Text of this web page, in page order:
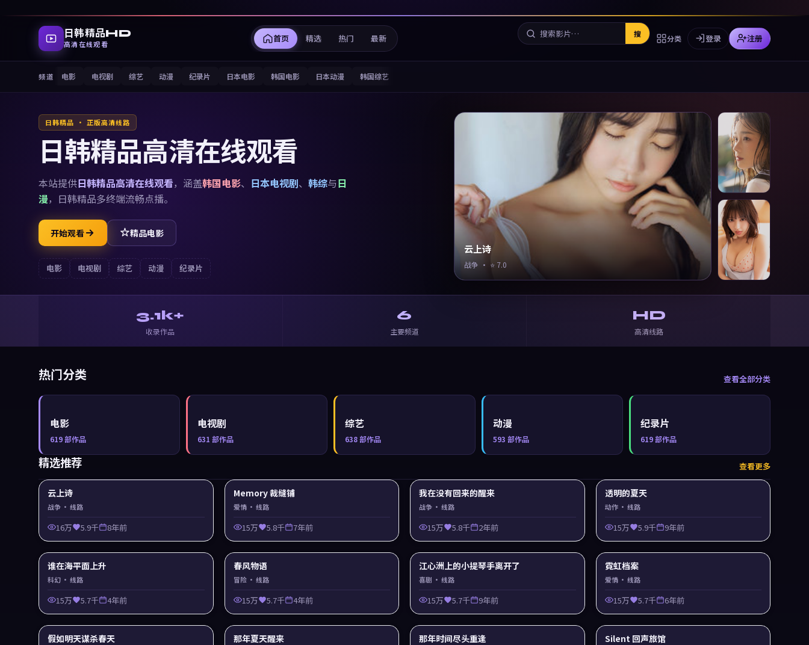
日韩精品HD
高清在线观看 首页 精选 热门 最新 搜 分类 登录 注册
频道 电影 电视剧 综艺 动漫 纪录片 日本电影 韩国电影 日本动漫 韩国综艺
日韩精品 · 正版高清线路
日韩精品高清在线观看
本站提供日韩精品高清在线观看，涵盖韩国电影、 日本电视剧、 韩综与日
漫， 日韩精品多终端流畅点播。
开始观看 精品电影
电影 电视剧 综艺 动漫 纪录片
云上诗
战争 · ⭐ 7.0
3.1k+
收录作品
6
主要频道
HD
高清线路
热门分类 查看全部分类
电影
619部作品
电视剧
631 部作品
综艺
638部作品
动漫
593 部作品
纪录片
619部作品
精选推荐 查看更多
云上诗
战争 · 线路
16万 5.9千 8年前
Memory 裁缝铺
爱情· 线路
15万 5.8千 7年前
我在没有回来的醒来
战争 · 线路
15万 5.8千 2年前
透明的夏天
动作· 线路
15万 5.9千 9年前
谁在海平面上升
科幻 · 线路
15万 5.7千 4年前
春风物语
冒险· 线路
15万 5.7千 4年前
江心洲上的小提琴手离开了
喜剧 · 线路
15万 5.7千 9年前
霓虹档案
爱情· 线路
15万 5.7千 6年前
假如明天谋杀春天 那年夏天醒来 那年时间尽头重逢 Silent 回声旅馆